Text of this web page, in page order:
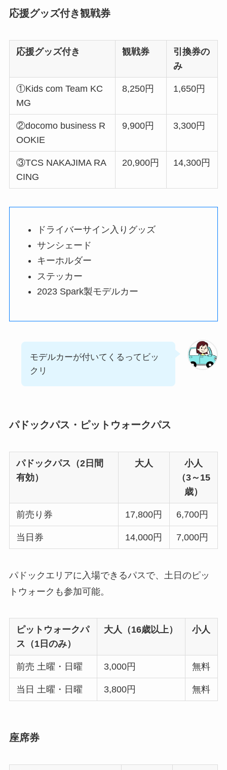
応援グッズ付き観戦券
応援グッズ付き 観戦券
引換券の
み
①Kids com Team KC
MG
8,250円 1,650円
②docomo business R
OOKIE
9,900円 3,300円
③TCS NAKAJIMA RA
CING
20,900円 14,300円
ドライバーサイン入りグッズ
サンシェード
キーホルダー
ステッカー
2023 Spark製モデルカー
モデルカーが付いてくるってビッ
クリ
パドックパス・ピットウォークパス
パドックパス（2日間
有効）
大人
小人
（3～15
歳）
前売り券 17,800円 6,700円
当日券 14,000円 7,000円
パドックエリアに入場できるパスで、土日のピッ
トウォークも参加可能。
ピットウォークパ
ス（1日のみ）
大人（16歳以上） 小人
前売 土曜・日曜 3,000円 無料
当日 土曜・日曜 3,800円 無料
座席券